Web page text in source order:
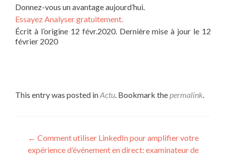
Donnez-vous un avantage aujourd’hui.
Essayez Analyser gratuitement.
Écrit à l’origine 12 févr.2020.Dernière mise à jour le 12
février 2020
This entry was posted inActu. Bookmark thepermalink.
Post navigation
← Comment utiliser LinkedIn pour amplifier votre
expérience d’événement en direct: examinateur de